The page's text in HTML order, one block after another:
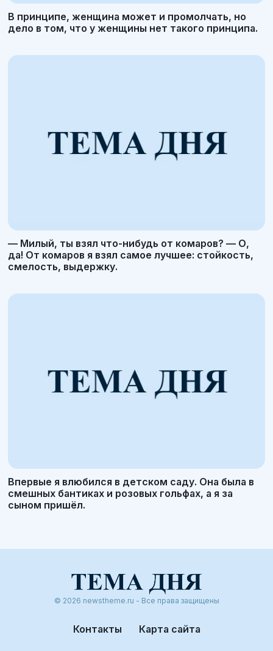
В принципе, женщина может и промолчать, но
дело в том, что у женщины нет такого принципа.
— Милый, ты взял что-нибудь от комаров? — О,
да! От комаров я взял самое лучшее: стойкость,
смелость, выдержку.
Впервые я влюбился в детском саду. Она была в
смешных бантиках и розовых гольфах, а я за
сыном пришёл.
© 2026 newstheme.ru - Все права защищены
Контакты Карта сайта